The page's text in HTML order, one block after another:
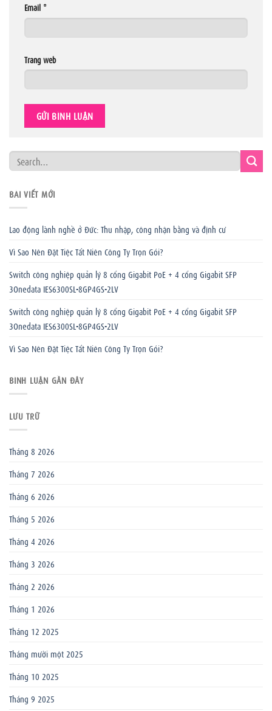
Email *
Trang web
BÀI VIẾT MỚI
Lao động lành nghề ở Đức: Thu nhập, công nhận bằng và định cư
Vì Sao Nên Đặt Tiệc Tất Niên Công Ty Trọn Gói?
Switch công nghiệp quản lý 8 cổng Gigabit PoE + 4 cổng Gigabit SFP
3Onedata IES6300SL-8GP4GS-2LV
Switch công nghiệp quản lý 8 cổng Gigabit PoE + 4 cổng Gigabit SFP
3Onedata IES6300SL-8GP4GS-2LV
Vì Sao Nên Đặt Tiệc Tất Niên Công Ty Trọn Gói?
BÌNH LUẬN GẦN ĐÂY
LƯU TRỮ
Tháng 8 2026
Tháng 7 2026
Tháng 6 2026
Tháng 5 2026
Tháng 4 2026
Tháng 3 2026
Tháng 2 2026
Tháng 1 2026
Tháng 12 2025
Tháng mười một 2025
Tháng 10 2025
Tháng 9 2025